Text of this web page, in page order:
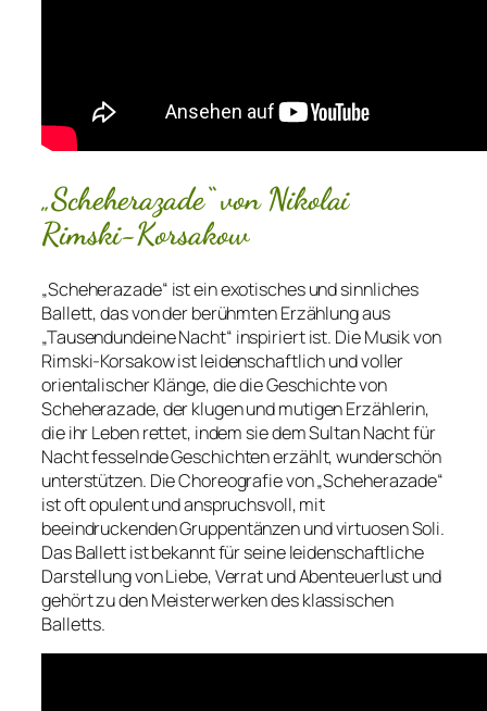
„Scheherazade“ von Nikolai
Rimski-Korsakow
„Scheherazade“ ist ein exotisches und sinnliches
Ballett, das von der berühmten Erzählung aus
„Tausendundeine Nacht“ inspiriert ist. Die Musik von
Rimski-Korsakow ist leidenschaftlich und voller
orientalischer Klänge, die die Geschichte von
Scheherazade, der klugen und mutigen Erzählerin,
die ihr Leben rettet, indem sie dem Sultan Nacht für
Nacht fesselnde Geschichten erzählt, wunderschön
unterstützen. Die Choreografie von „Scheherazade“
ist oft opulent und anspruchsvoll, mit
beeindruckenden Gruppentänzen und virtuosen Soli.
Das Ballett ist bekannt für seine leidenschaftliche
Darstellung von Liebe, Verrat und Abenteuerlust und
gehört zu den Meisterwerken des klassischen
Balletts.